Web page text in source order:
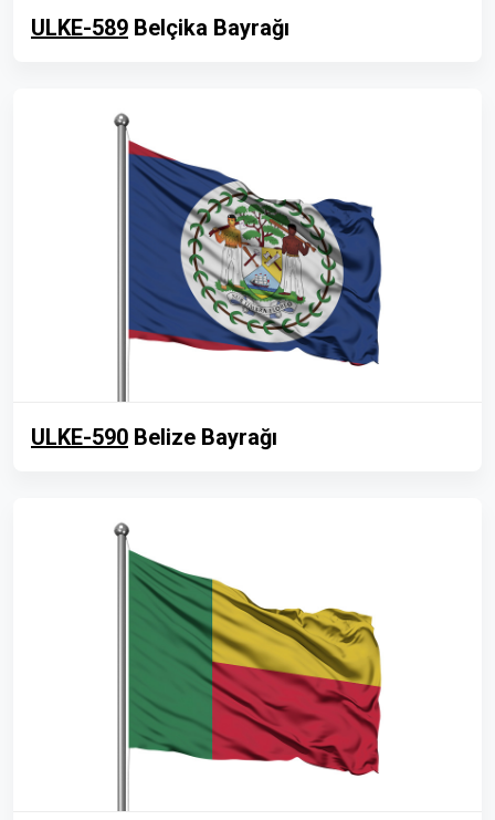
ULKE-589 Belçika Bayrağı
ULKE-590 Belize Bayrağı